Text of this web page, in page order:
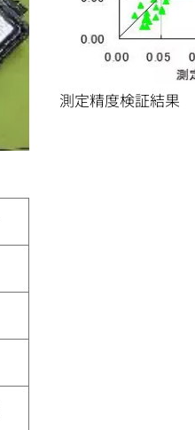
測定精度検証結果